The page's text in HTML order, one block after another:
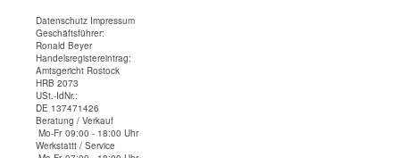
Datenschutz Impressum
Geschäftsführer:
Ronald Beyer
Handelsregistereintrag:
Amtsgericht Rostock
HRB 2073
USt.-IdNr.:
DE 137471426
Beratung / Verkauf
Mo-Fr 09:00 - 18:00 Uhr
Werkstattt / Service